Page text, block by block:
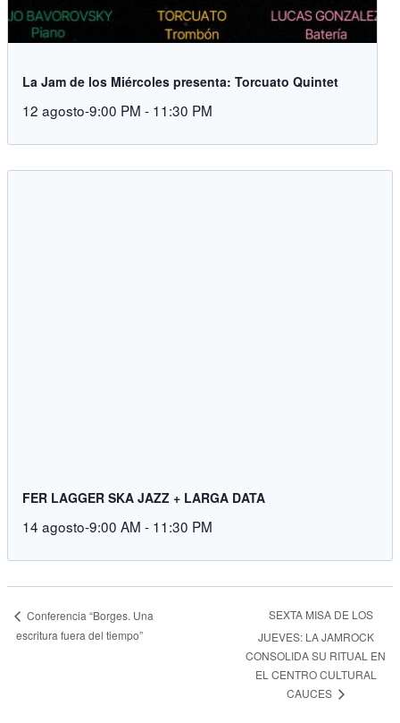
La Jam de los Miércoles presenta: Torcuato Quintet
12 agosto-9:00 PM - 11:30 PM
FER LAGGER SKA JAZZ + LARGA DATA
14 agosto-9:00 AM - 11:30 PM
Conferencia “Borges. Una
escritura fuera del tiempo”
SEXTA MISA DE LOS
JUEVES: LA JAMROCK
CONSOLIDA SU RITUAL EN
EL CENTRO CULTURAL
CAUCES